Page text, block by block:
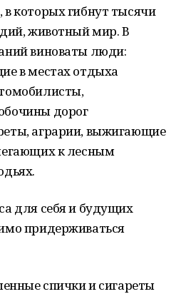
которых гибнут тысячи
животный мир. В
виноваты люди:
в местах отдыха
дорог
аграрии, выжигающие
к лесным
для себя и будущих
придерживаться
спички и сигареты